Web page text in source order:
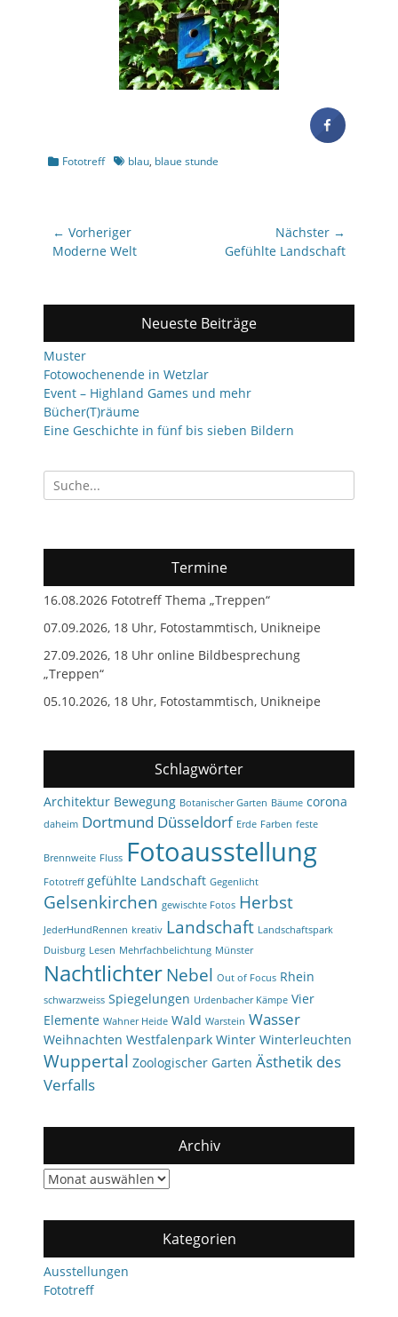
Kategorien
Fototreff Schlagworte
blau, blaue stunde
Beitragsnavigation
← Vorheriger
Vorheriger
Moderne Welt
Nächster →
Nächster
Gefühlte Landschaft
Neueste Beiträge
Muster
Fotowochenende in Wetzlar
Event – Highland Games und mehr
Bücher(T)räume
Eine Geschichte in fünf bis sieben Bildern
Suchen
nach:
Termine
16.08.2026 Fototreff Thema „Treppen“
07.09.2026, 18 Uhr, Fotostammtisch, Unikneipe
27.09.2026, 18 Uhr online Bildbesprechung
„Treppen“
05.10.2026, 18 Uhr, Fotostammtisch, Unikneipe
Schlagwörter
Architektur Bewegung Botanischer Garten Bäume corona
daheim Dortmund Düsseldorf Erde Farben feste
Brennweite Fluss Fotoausstellung
Fototreff gefühlte Landschaft Gegenlicht
Gelsenkirchen gewischte Fotos Herbst
JederHundRennen kreativ Landschaft Landschaftspark
Duisburg Lesen Mehrfachbelichtung Münster
NachtlichterNebel Out of Focus Rhein
schwarzweiss Spiegelungen Urdenbacher Kämpe Vier
Elemente Wahner Heide Wald Warstein Wasser
Weihnachten Westfalenpark Winter Winterleuchten
Wuppertal Zoologischer Garten Ästhetik des
Verfalls
Archiv
Archiv
Kategorien
Ausstellungen
Fototreff